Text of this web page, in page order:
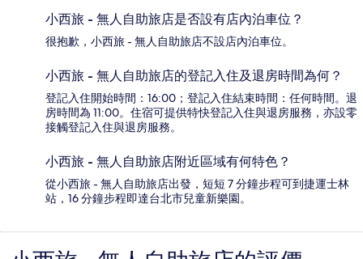
小西旅 - 無人自助旅店是否設有店內泊車位？
很抱歉，小西旅 - 無人自助旅店不設店內泊車位。
小西旅 - 無人自助旅店的登記入住及退房時間為何？
登記入住開始時間：16:00；登記入住結束時間：任何時間。退
房時間為 11:00。住宿可提供特快登記入住與退房服務，亦設零
接觸登記入住與退房服務。
小西旅 - 無人自助旅店附近區域有何特色？
從小西旅 - 無人自助旅店出發，短短 7 分鐘步程可到捷運士林
站，16 分鐘步程即達台北市兒童新樂園。